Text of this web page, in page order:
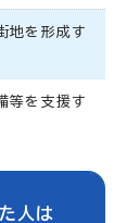
を形成す
を支援す
人は